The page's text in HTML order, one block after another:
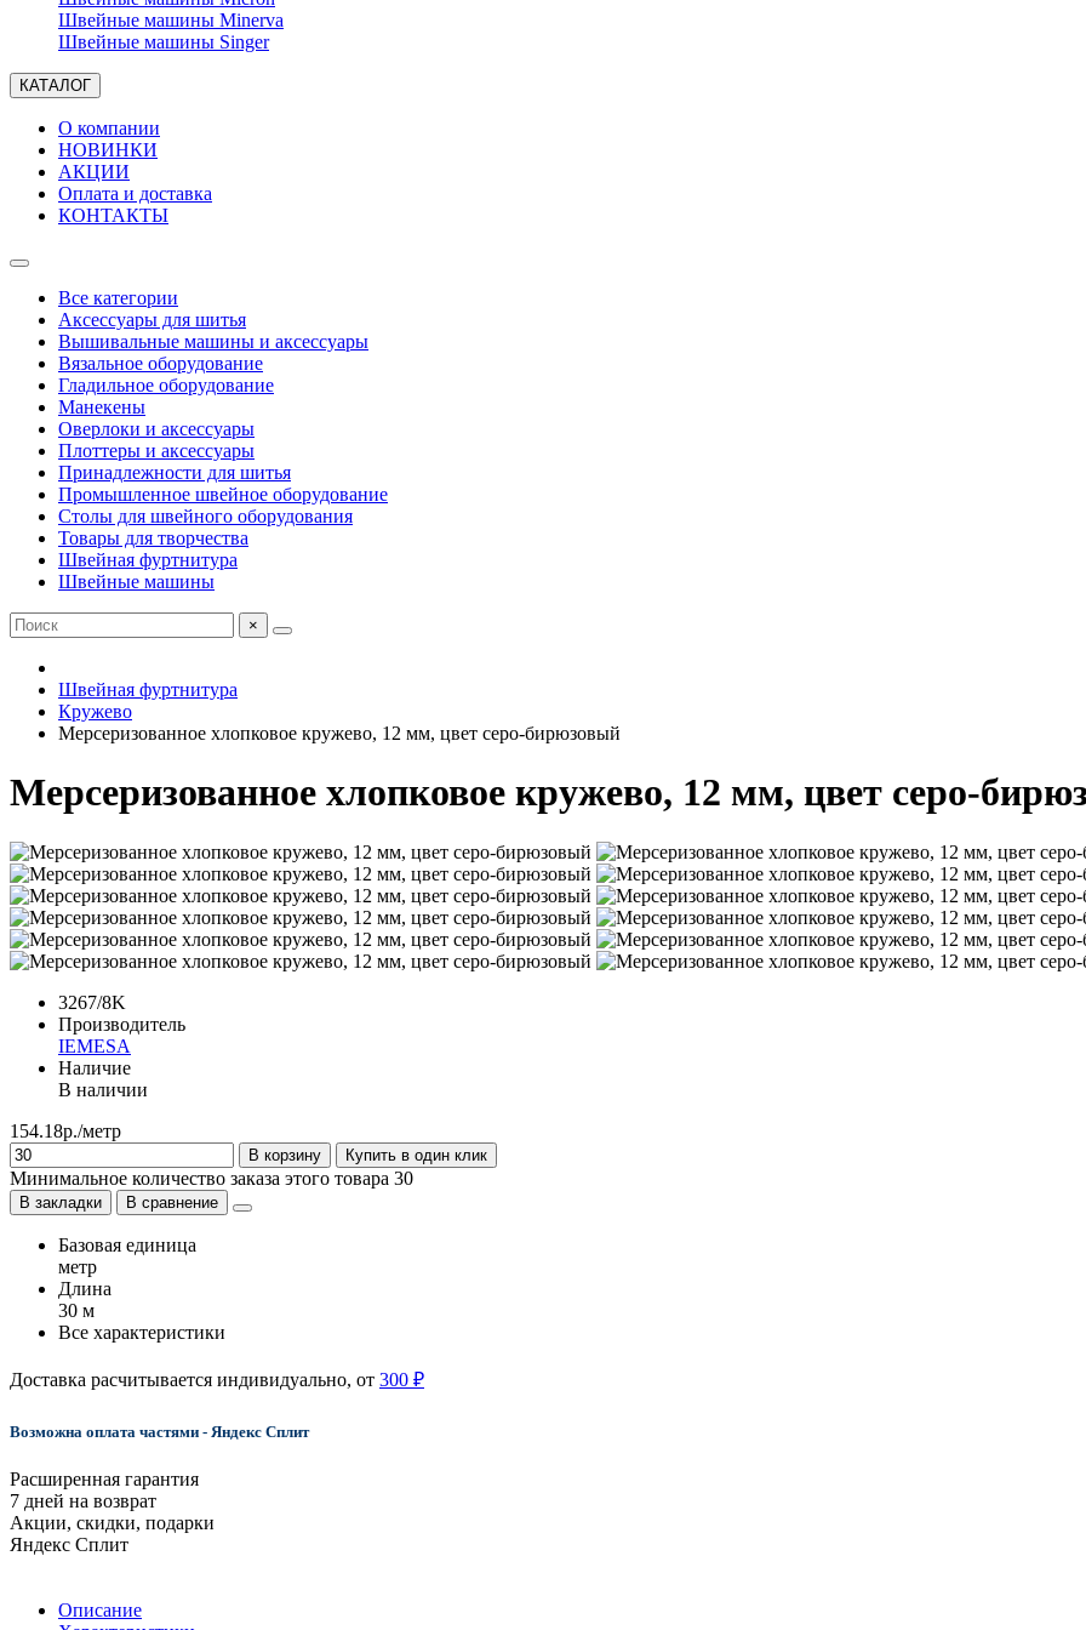
Швейные машины Minerva
Швейные машины Singer
КАТАЛОГ
О компании
НОВИНКИ
АКЦИИ
Оплата и доставка
КОНТАКТЫ
Все категории
Аксессуары для шитья
Вышивальные машины и аксессуары
Вязальное оборудование
Гладильное оборудование
Манекены
Оверлоки и аксессуары
Плоттеры и аксессуары
Принадлежности для шитья
Промышленное швейное оборудование
Столы для швейного оборудования
Товары для творчества
Швейная фуртнитура
Швейные машины
×
Швейная фуртнитура
Кружево
Мерсеризованное хлопковое кружево, 12 мм, цвет серо-бирюзовый
Мерсеризованное хлопковое кружево, 12 мм, цвет серо-
3267/8K
Производитель
IEMESA
Наличие
В наличии
154.18р./метр
В корзину Купить в один клик
Минимальное количество заказа этого товара 30
В закладки В сравнение
Базовая единица
метр
Длина
30 м
Все характеристики
Доставка расчитывается индивидуально, от 300 ₽
Возможна оплата частями - Яндекс Сплит
Расширенная гарантия
7 дней на возврат
Акции, скидки, подарки
Яндекс Сплит
Описание